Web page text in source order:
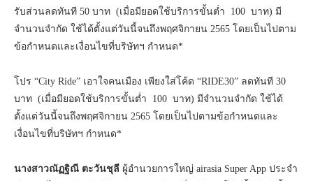
รับส่วนลดทันที 50 บาท (เมื่อมียอดใช้บริการขั้นต่ำ 100 บาท) มี
จำนวนจำกัด ใช้ได้ตั้งแต่วันนี้จนถึงพฤศจิกายน 2565 โดยเป็นไปตาม
ข้อกำหนดและเงื่อนไขที่บริษัทฯ กำหนด*
โปร “City Ride” เอาใจคนเมือง เพียงใส่โค้ด “RIDE30” ลดทันที 30
บาท (เมื่อมียอดใช้บริการขั้นต่ำ 100 บาท) มีจำนวนจำกัด ใช้ได้
ตั้งแต่วันนี้จนถึงพฤศจิกายน 2565 โดยเป็นไปตามข้อกำหนดและ
เงื่อนไขที่บริษัทฯ กำหนด*
นางสาวณัฏฐิณี ตะวันชุลี ผู้อำนวยการใหญ่ airasia Super App ประจำ